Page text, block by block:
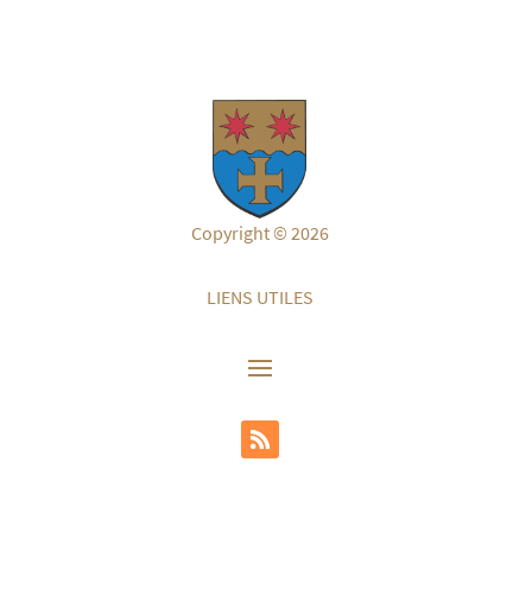
Copyright © 2026
LIENS UTILES